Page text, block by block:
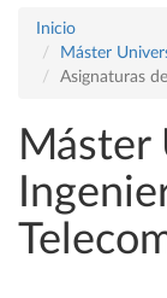
Inicio
Máster
Asignaturas
Máster